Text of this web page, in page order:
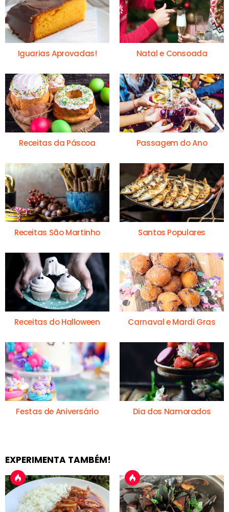
Iguarias Aprovadas! Natal e Consoada
Receitas da Páscoa Passagem do Ano
Receitas São Martinho Santos Populares
Receitas do Halloween Carnaval e Mardi Gras
Festas de Aniversário Dia dos Namorados
EXPERIMENTA TAMBÉM!